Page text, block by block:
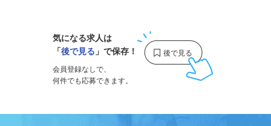
気になる求人は
「後で見る 」で保存！
会員登録なしで、
何件でも応募できます。